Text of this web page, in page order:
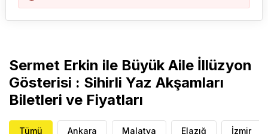
Sermet Erkin ile Büyük Aile İllüzyon
Gösterisi : Sihirli Yaz Akşamları
Biletleri ve Fiyatları
Tümü Ankara Malatya Elazığ İzmir